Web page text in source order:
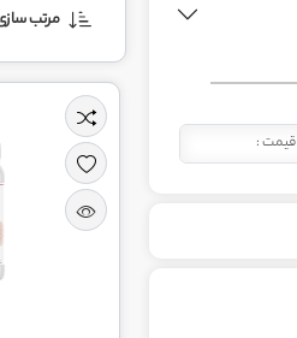
مرتب‌